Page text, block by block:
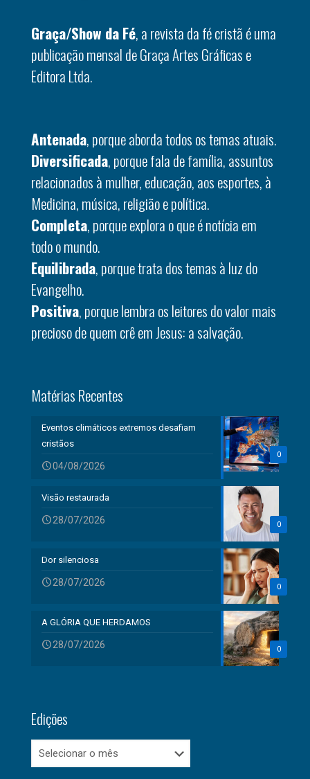
Graça/Show da Fé, a revista da fé cristã é uma
publicação mensal de Graça Artes Gráficas e
Editora Ltda.
Antenada, porque aborda todos os temas atuais.
Diversificada, porque fala de família, assuntos
relacionados à mulher, educação, aos esportes, à
Medicina, música, religião e política.
Completa, porque explora o que é notícia em
todo o mundo.
Equilibrada, porque trata dos temas à luz do
Evangelho.
Positiva, porque lembra os leitores do valor mais
precioso de quem crê em Jesus: a salvação.
Matérias Recentes
0
Eventos climáticos extremos desafiam
cristãos
04/08/2026
0
Visão restaurada
28/07/2026
0
Dor silenciosa
28/07/2026
0
A GLÓRIA QUE HERDAMOS
28/07/2026
Edições
Edições